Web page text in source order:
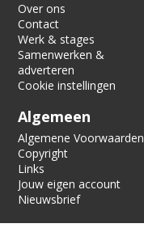
Over ons
Contact
Werk & stages
Samenwerken &
adverteren
Cookie instellingen
Algemeen
Algemene Voorwaarden
Copyright
Links
Jouw eigen account
Nieuwsbrief